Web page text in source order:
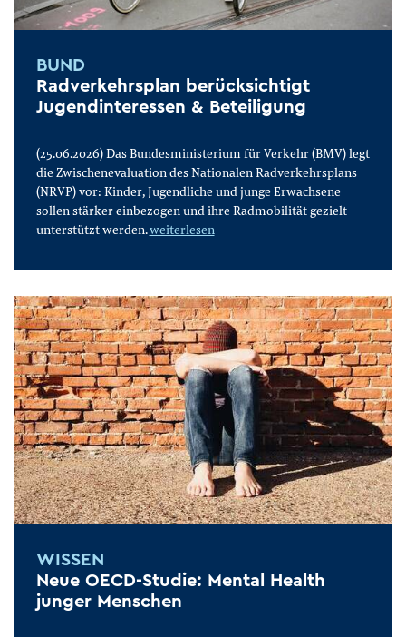
BUND
Radverkehrsplan berücksichtigt
Jugendinteressen & Beteiligung
(25.06.2026) Das Bundesministerium für Verkehr (BMV) legt
die Zwischenevaluation des Nationalen Radverkehrsplans
(NRVP) vor: Kinder, Jugendliche und junge Erwachsene
sollen stärker einbezogen und ihre Radmobilität gezielt
unterstützt werden.weiterlesen
WISSEN
Neue OECD-Studie: Mental Health
junger Menschen